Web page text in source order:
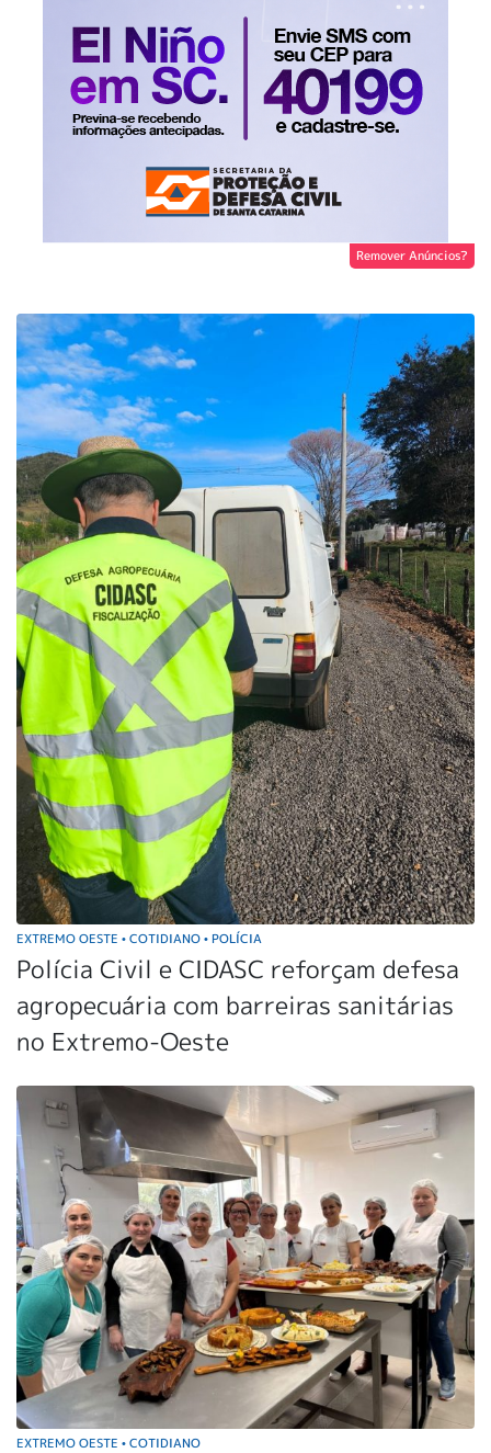
Remover Anúncios?
EXTREMO OESTE • COTIDIANO • POLÍCIA
Polícia Civil e CIDASC reforçam defesa
agropecuária com barreiras sanitárias
no Extremo-Oeste
EXTREMO OESTE • COTIDIANO